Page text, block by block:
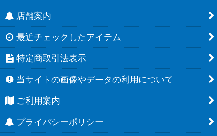
店舗案内
最近チェックしたアイテム
特定商取引法表示
当サイトの画像やデータの利用について
ご利用案内
プライバシーポリシー